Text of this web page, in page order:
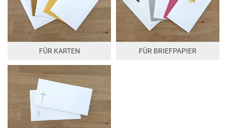
FÜR KARTEN FÜR BRIEFPAPIER